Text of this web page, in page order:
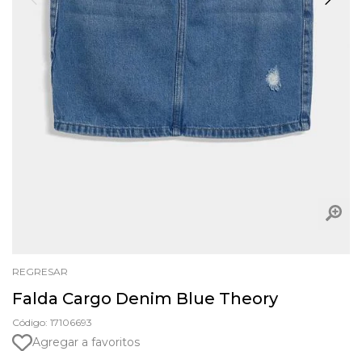
REGRESAR
Falda Cargo Denim Blue Theory
Código: 17106693
Agregar a favoritos